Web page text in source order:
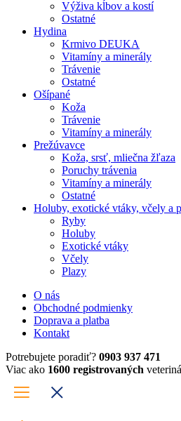
Výživa kĺbov a kostí
Ostatné
Hydina
Krmivo DEUKA
Vitamíny a minerály
Trávenie
Ostatné
Ošípané
Koža
Trávenie
Vitamíny a minerály
Prežúvavce
Koža, srsť, mliečna žľaza
Poruchy trávenia
Vitamíny a minerály
Ostatné
Holuby, exotické vtáky, včely a
Ryby
Holuby
Exotické vtáky
Včely
Plazy
O nás
Obchodné podmienky
Doprava a platba
Kontakt
Potrebujete poradiť? 0903 937 471
Viac ako 1600 registrovaných